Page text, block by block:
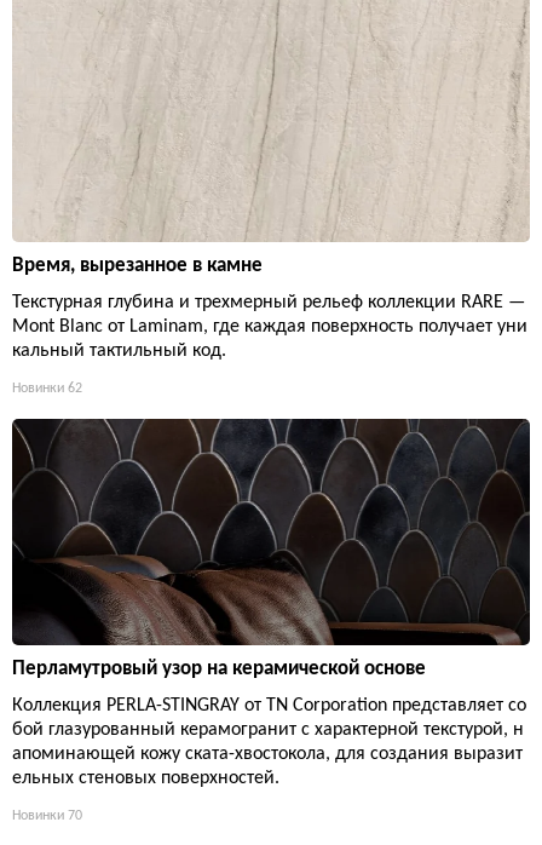
Время, вырезанное в камне
Текстурная глубина и трехмерный рельеф коллекции RARE —
Mont Blanc от Laminam, где каждая поверхность получает уни
кальный тактильный код.
Новинки 62
Перламутровый узор на керамической основе
Коллекция PERLA-STINGRAY от TN Corporation представляет со
бой глазурованный керамогранит с характерной текстурой, н
апоминающей кожу ската-хвостокола, для создания выразит
ельных стеновых поверхностей.
Новинки 70